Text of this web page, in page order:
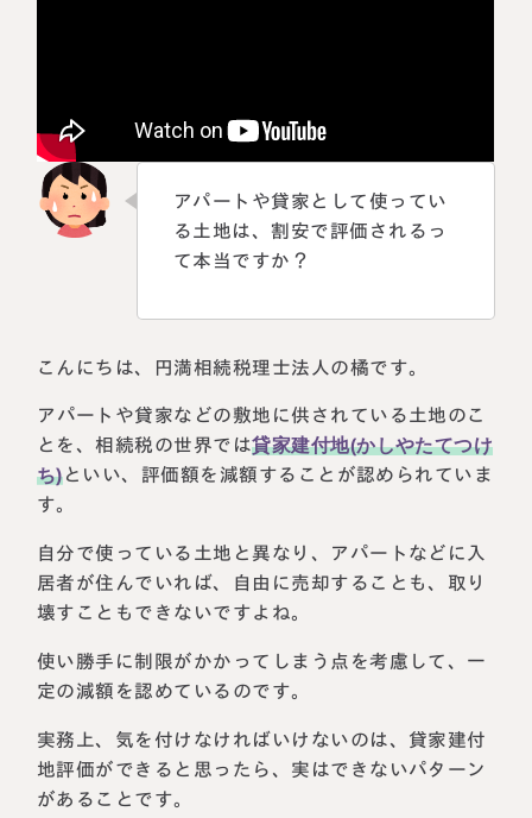
私たちについて
法人情報
東京事務所
東京都港区南青山一丁目2番6号
Access 大阪事務所
大阪府大阪市北区角田町8番47号
阪急グランドビル20階
相続について学ぶ
セミナー
円満相続ちゃんねる
円満相続塾（受講生募集中）
アパートや貸家として使ってい
る土地は、割安で評価されるっ
て本当ですか？
こんにちは、円満相続税理士法人の橘です。
アパートや貸家などの敷地に供されている土地のこ
とを、相続税の世界では貸家建付地(かしやたてつけ
ち)といい、評価額を減額することが認められていま
す。
自分で使っている土地と異なり、アパートなどに入
居者が住んでいれば、自由に売却することも、取り
壊すこともできないですよね。
使い勝手に制限がかかってしまう点を考慮して、一
定の減額を認めているのです。
実務上、気を付けなければいけないのは、貸家建付
地評価ができると思ったら、実はできないパターン
があることです。